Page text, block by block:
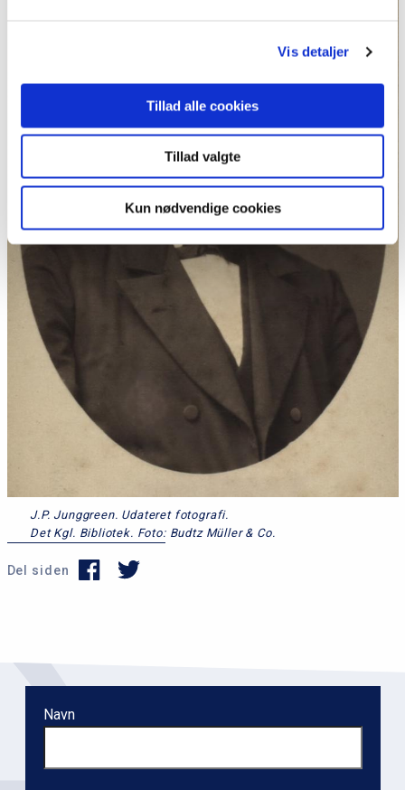
Vis detaljer
Tillad alle cookies
Tillad valgte
Kun nødvendige cookies
J.P. Junggreen. Udateret fotografi.
Det Kgl. Bibliotek. Foto: Budtz Müller & Co.
Del siden
Navn